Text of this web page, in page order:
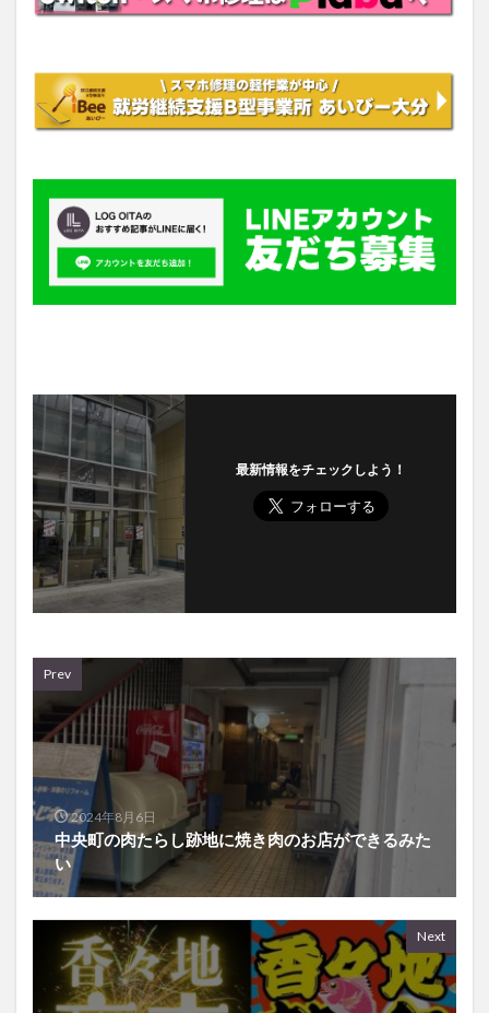
最新情報をチェックしよう！
Prev
2024年8月6日
中央町の肉たらし跡地に焼き肉のお店ができるみた
い
Next